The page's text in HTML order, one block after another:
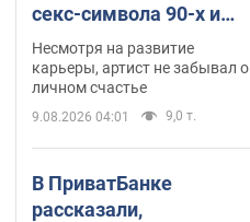
секс-символа 90-х и
как они выглядят
Несмотря на развитие
карьеры, артист не забывал о
личном счастье
9.08.2026 04:01 9,0 т.
В ПриватБанке
рассказали,